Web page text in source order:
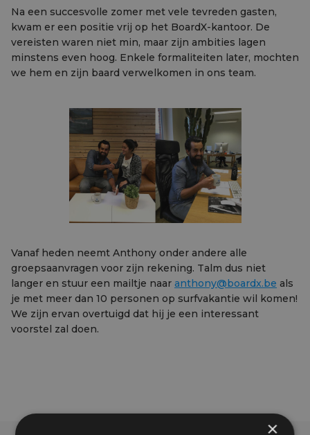
Na een succesvolle zomer met vele tevreden gasten,
kwam er een positie vrij op het BoardX-kantoor. De
vereisten waren niet min, maar zijn ambities lagen
minstens even hoog. Enkele formaliteiten later, mochten
we hem en zijn baard verwelkomen in ons team.
Vanaf heden neemt Anthony onder andere alle
groepsaanvragen voor zijn rekening. Talm dus niet
langer en stuur een mailtje naar anthony@boardx.be als
je met meer dan 10 personen op surfvakantie wil komen!
We zijn ervan overtuigd dat hij je een interessant
voorstel zal doen.
×